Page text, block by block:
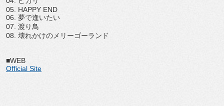
05. HAPPY END
06. 夢で逢いたい
07. 渡り鳥
08. 壊れかけのメリーゴーランド
■WEB
Official Site